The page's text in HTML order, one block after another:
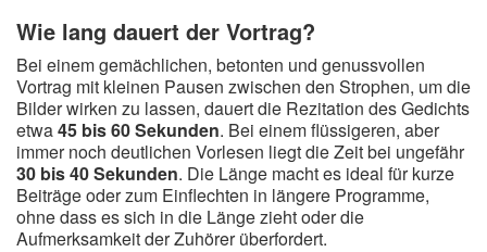
Wie lang dauert der Vortrag?
Bei einem gemächlichen, betonten und genussvollen
Vortrag mit kleinen Pausen zwischen den Strophen, um die
Bilder wirken zu lassen, dauert die Rezitation des Gedichts
etwa45 bis 60 Sekunden. Bei einem flüssigeren, aber
immer noch deutlichen Vorlesen liegt die Zeit bei ungefähr
30 bis 40 Sekunden. Die Länge macht es ideal für kurze
Beiträge oder zum Einflechten in längere Programme,
ohne dass es sich in die Länge zieht oder die
Aufmerksamkeit der Zuhörer überfordert.